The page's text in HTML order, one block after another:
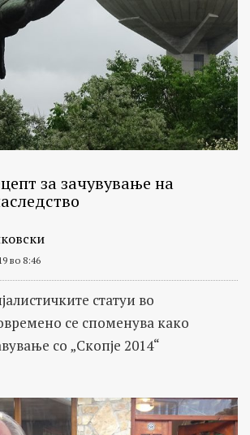
за зачувување на
во 8:46
статуи во
се споменува како
со „Скопје 2014“